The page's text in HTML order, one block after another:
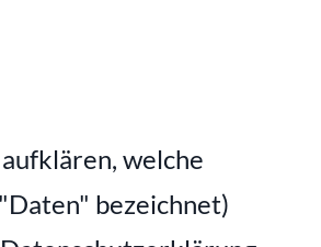
welche
bezeichnet)